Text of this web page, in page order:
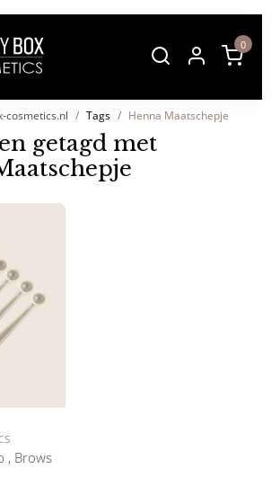
0
cosmetics.nl Tags Henna Maatschepje
getagd met
, Brows